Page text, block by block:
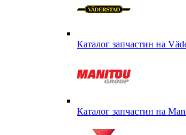
Каталог запчастин на
Каталог запчастин на